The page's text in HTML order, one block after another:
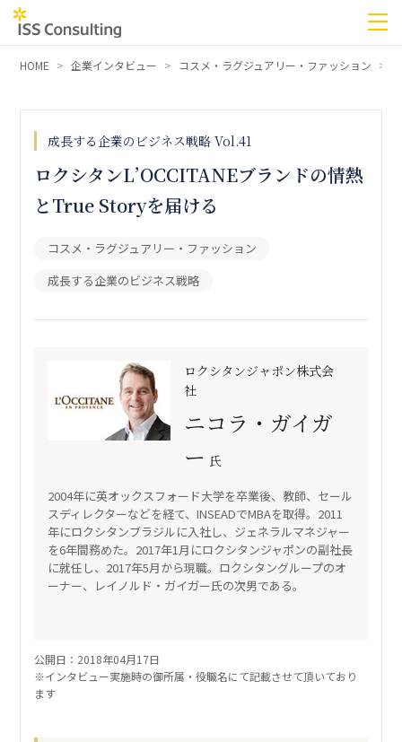
HOME 企業インタビュー コスメ・ラグジュアリー・ファッション
成長する企業のビジネス戦略 Vol.41
ロクシタンL’OCCITANEブランドの情熱
とTrue Storyを届ける
コスメ・ラグジュアリー・ファッション
成長する企業のビジネス戦略
ロクシタンジャポン株式会
社
ニコラ・ガイガ
ー 氏
2004年に英オックスフォード大学を卒業後、教師、セール
スディレクターなどを経て、INSEADでMBAを取得。2011
年にロクシタンブラジルに入社し、ジェネラルマネジャー
を6年間務めた。2017年1月にロクシタンジャポンの副社長
に就任し、2017年5月から現職。ロクシタングループのオ
ーナー、レイノルド・ガイガー氏の次男である。
公開日：2018年04月17日
※インタビュー実施時の御所属・役職名にて記載させて頂いており
ます